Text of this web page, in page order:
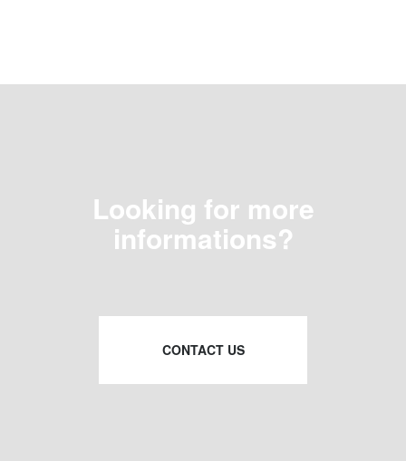
Looking for more
informations?
CONTACT US